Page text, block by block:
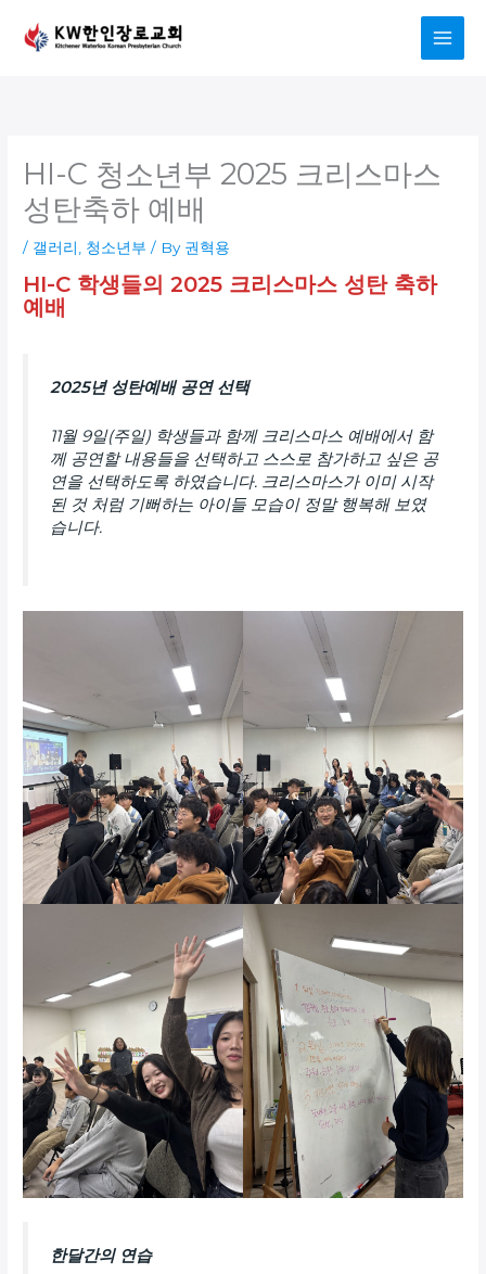
content
HI-C 청소년부 2025 크리스마스
성탄축하 예배
/ 갤러리, 청소년부 / By 권혁용
HI-C 학생들의 2025 크리스마스 성탄 축하
예배
2025년 성탄예배 공연 선택
11월 9일(주일) 학생들과 함께 크리스마스 예배에서 함
께 공연할 내용들을 선택하고 스스로 참가하고 싶은 공
연을 선택하도록 하였습니다. 크리스마스가 이미 시작
된 것 처럼 기뻐하는 아이들 모습이 정말 행복해 보였
습니다.
한달간의 연습